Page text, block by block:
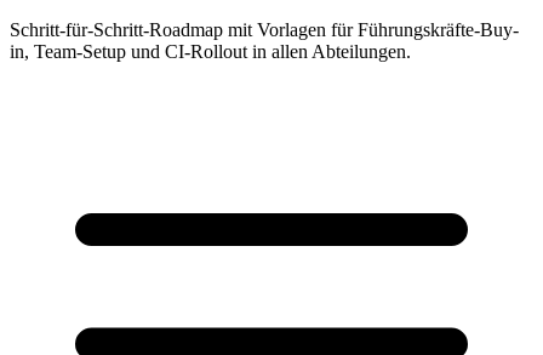
Schritt-für-Schritt-Roadmap mit Vorlagen für Führungskräfte-Buy-
in, Team-Setup und CI-Rollout in allen Abteilungen.